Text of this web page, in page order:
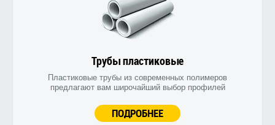
Трубы пластиковые
Пластиковые трубы из современных полимеров
предлагают вам широчайший выбор профилей
ПОДРОБНЕЕ